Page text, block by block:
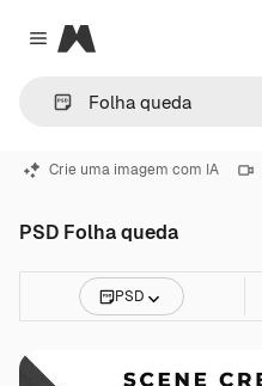
Close menu
Magnific
Crie uma imagem com IA
PSD Folha queda
PSD